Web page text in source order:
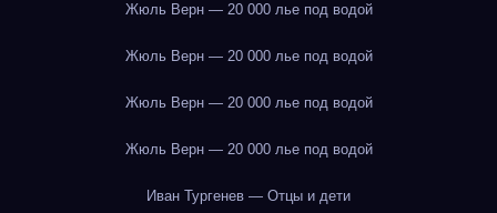
Жюль Верн — 20 000 лье под водой
Жюль Верн — 20 000 лье под водой
Жюль Верн — 20 000 лье под водой
Жюль Верн — 20 000 лье под водой
Иван Тургенев — Отцы и дети